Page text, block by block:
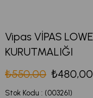
Vipas VİPAS
KURUTMALIĞI
₺550,00 ₺480,00
Stok Kodu
(003261)